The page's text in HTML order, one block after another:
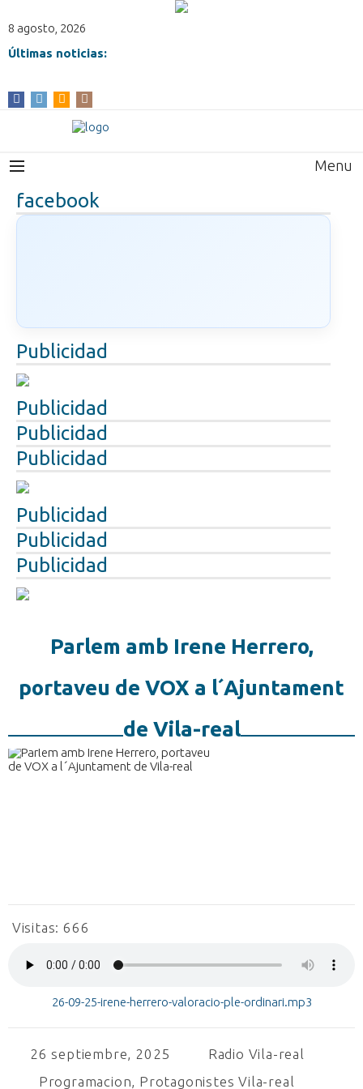
8 agosto, 2026
Últimas noticias:
Menu
facebook
Publicidad
Publicidad
Publicidad
Publicidad
Publicidad
Publicidad
Publicidad
Parlem amb Irene Herrero,
portaveu de VOX a l´Ajuntament
de Vila-real
Visitas: 666
26-09-25-irene-herrero-valoracio-ple-ordinari.mp3
26 septiembre, 2025
Radio Vila-real
Programacion, Protagonistes Vila-real